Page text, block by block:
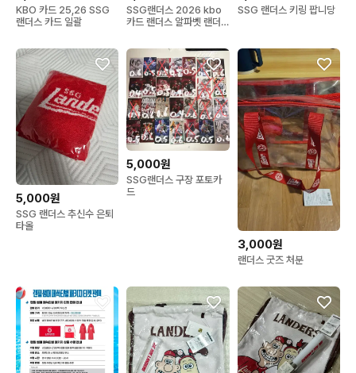
KBO 카드 25,26 SSG
랜더스 카드 일괄
SSG랜더스 2026 kbo
카드 랜더스 알파벳 랜더
SSG 랜더스 키링 팝니당
5,000원
SSG 랜더스 추신수 은퇴
타올
5,000원
SSG랜더스 구장 포토카
드
3,000원
랜더스 굿즈 처분